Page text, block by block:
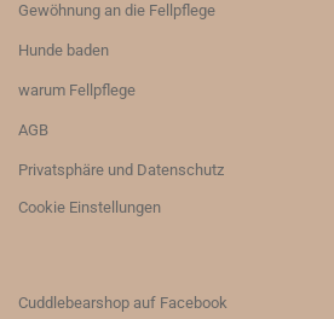
Gewöhnung an die Fellpflege
Hunde baden
warum Fellpflege
AGB
Privatsphäre und Datenschutz
Cookie Einstellungen
Cuddlebearshop auf Facebook